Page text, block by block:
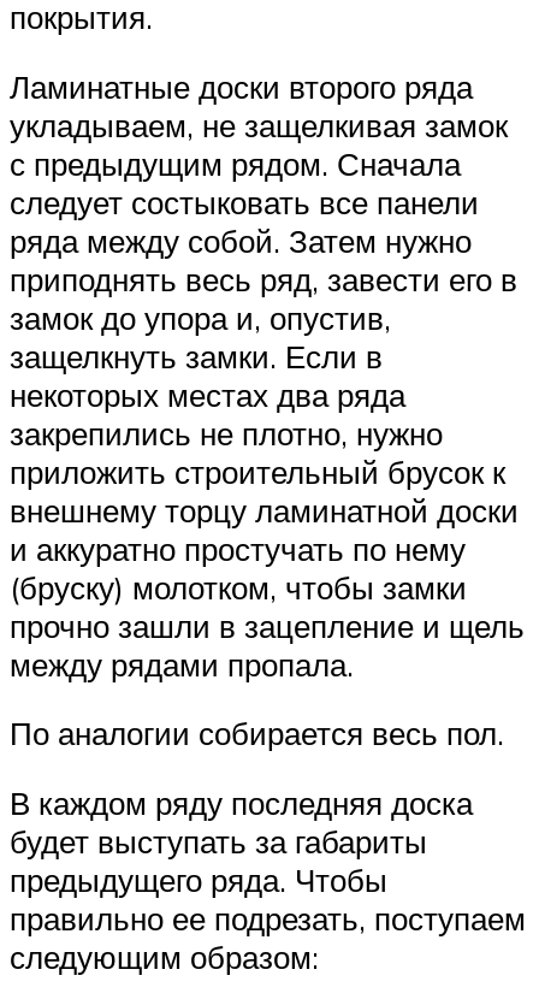
покрытия.
Ламинатные доски второго ряда
укладываем, не защелкивая замок
с предыдущим рядом. Сначала
следует состыковать все панели
ряда между собой. Затем нужно
приподнять весь ряд, завести его в
замок до упора и, опустив,
защелкнуть замки. Если в
некоторых местах два ряда
закрепились не плотно, нужно
приложить строительный брусок к
внешнему торцу ламинатной доски
и аккуратно простучать по нему
(бруску) молотком, чтобы замки
прочно зашли в зацепление и щель
между рядами пропала.
По аналогии собирается весь пол.
В каждом ряду последняя доска
будет выступать за габариты
предыдущего ряда. Чтобы
правильно ее подрезать, поступаем
следующим образом: